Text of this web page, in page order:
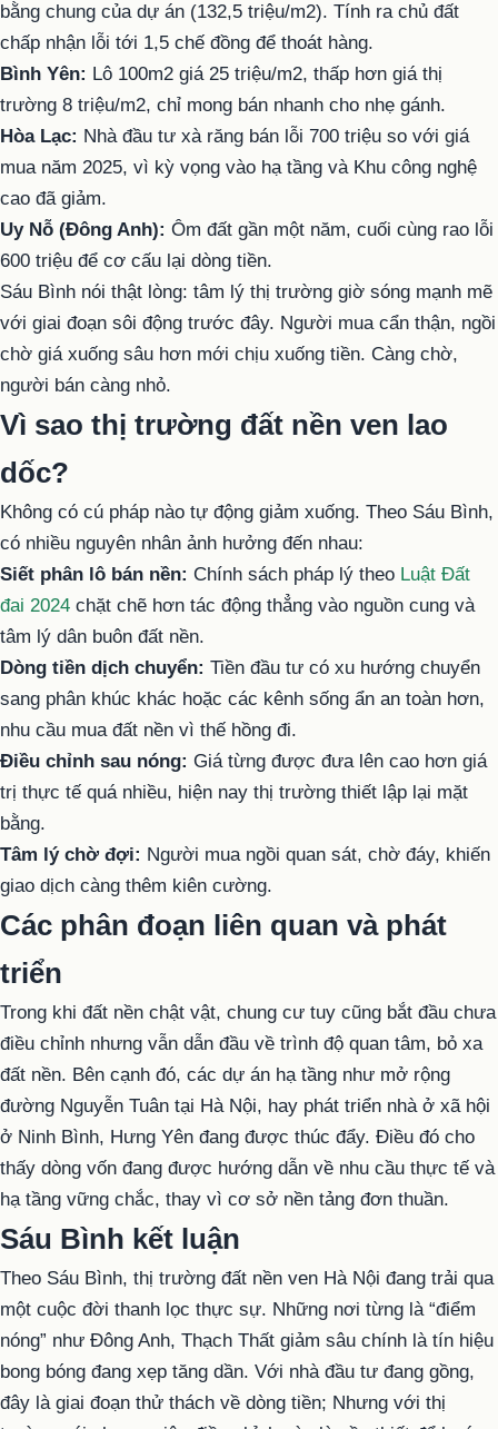
bằng chung của dự án (132,5 triệu/m2). Tính ra chủ đất
chấp nhận lỗi tới 1,5 chế đồng để thoát hàng.
Bình Yên: Lô 100m2 giá 25 triệu/m2, thấp hơn giá thị
trường 8 triệu/m2, chỉ mong bán nhanh cho nhẹ gánh.
Hòa Lạc: Nhà đầu tư xà răng bán lỗi 700 triệu so với giá
mua năm 2025, vì kỳ vọng vào hạ tầng và Khu công nghệ
cao đã giảm.
Uy Nỗ (Đông Anh): Ôm đất gần một năm, cuối cùng rao lỗi
600 triệu để cơ cấu lại dòng tiền.
Sáu Bình nói thật lòng: tâm lý thị trường giờ sóng mạnh mẽ
với giai đoạn sôi động trước đây. Người mua cẩn thận, ngồi
chờ giá xuống sâu hơn mới chịu xuống tiền. Càng chờ,
người bán càng nhỏ.
Vì sao thị trường đất nền ven lao
dốc?
Không có cú pháp nào tự động giảm xuống. Theo Sáu Bình,
có nhiều nguyên nhân ảnh hưởng đến nhau:
Siết phân lô bán nền: Chính sách pháp lý theo Luật Đất
đai 2024 chặt chẽ hơn tác động thẳng vào nguồn cung và
tâm lý dân buôn đất nền.
Dòng tiền dịch chuyển: Tiền đầu tư có xu hướng chuyển
sang phân khúc khác hoặc các kênh sống ẩn an toàn hơn,
nhu cầu mua đất nền vì thế hồng đi.
Điều chỉnh sau nóng: Giá từng được đưa lên cao hơn giá
trị thực tế quá nhiều, hiện nay thị trường thiết lập lại mặt
bằng.
Tâm lý chờ đợi: Người mua ngồi quan sát, chờ đáy, khiến
giao dịch càng thêm kiên cường.
Các phân đoạn liên quan và phát
triển
Trong khi đất nền chật vật, chung cư tuy cũng bắt đầu chưa
điều chỉnh nhưng vẫn dẫn đầu về trình độ quan tâm, bỏ xa
đất nền. Bên cạnh đó, các dự án hạ tầng như mở rộng
đường Nguyễn Tuân tại Hà Nội, hay phát triển nhà ở xã hội
ở Ninh Bình, Hưng Yên đang được thúc đẩy. Điều đó cho
thấy dòng vốn đang được hướng dẫn về nhu cầu thực tế và
hạ tầng vững chắc, thay vì cơ sở nền tảng đơn thuần.
Sáu Bình kết luận
Theo Sáu Bình, thị trường đất nền ven Hà Nội đang trải qua
một cuộc đời thanh lọc thực sự. Những nơi từng là “điểm
nóng” như Đông Anh, Thạch Thất giảm sâu chính là tín hiệu
bong bóng đang xẹp tăng dần. Với nhà đầu tư đang gồng,
đây là giai đoạn thử thách về dòng tiền; Nhưng với thị